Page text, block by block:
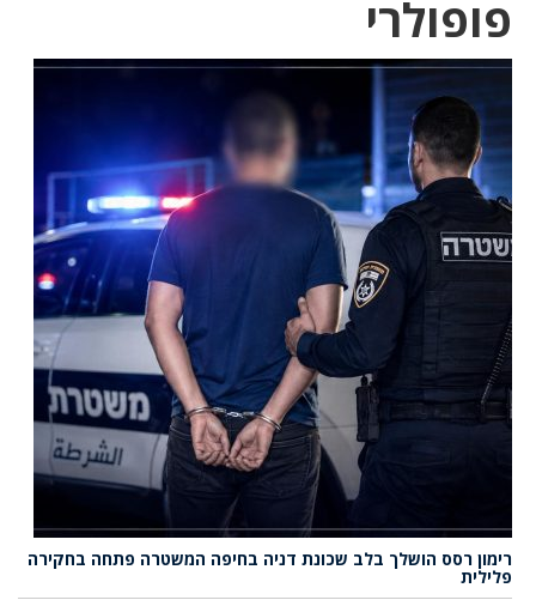
פופולרי
רימון רסס הושלך בלב שכונת דניה בחיפה המשטרה פתחה בחקירה
פלילית